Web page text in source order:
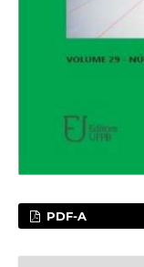
PDF-A